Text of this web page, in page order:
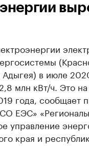
Адыгея) в июле
млн кВт/ч. Это на
года, сообщает
ЕЭС»
управление
края и